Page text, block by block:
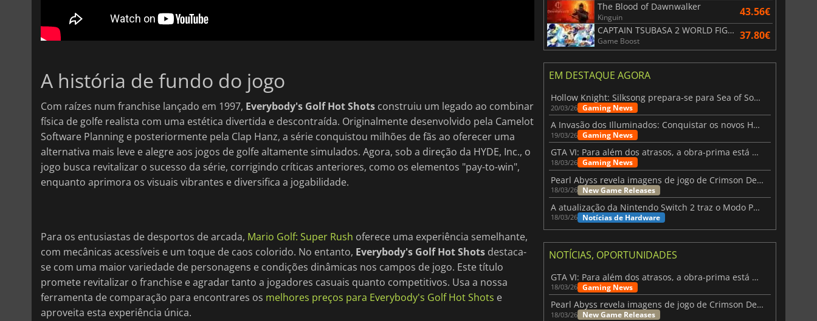
A história de fundo do jogo
Com raízes num franchise lançado em 1997, Everybody's Golf Hot Shots construiu um legado ao combinar
física de golfe realista com uma estética divertida e descontraída. Originalmente desenvolvido pela Camelot
Software Planning e posteriormente pela Clap Hanz, a série conquistou milhões de fãs ao oferecer uma
alternativa mais leve e alegre aos jogos de golfe altamente simulados. Agora, sob a direção da HYDE, Inc., o
jogo busca revitalizar o sucesso da série, corrigindo críticas anteriores, como os elementos "pay-to-win",
enquanto aprimora os visuais vibrantes e diversifica a jogabilidade.
Para os entusiastas de desportos de arcada, Mario Golf: Super Rush oferece uma experiência semelhante,
com mecânicas acessíveis e um toque de caos colorido. No entanto, Everybody's Golf Hot Shots destaca-
se com uma maior variedade de personagens e condições dinâmicas nos campos de jogo. Este título
promete revitalizar o franchise e agradar tanto a jogadores casuais quanto competitivos. Usa a nossa
ferramenta de comparação para encontrares os melhores preços para Everybody's Golf Hot Shots e
aproveita esta experiência única.
The Blood of Dawnwalker
Kinguin 43.56€
CAPTAIN TSUBASA 2 WORLD FIGHTERS
Game Boost 37.80€
EM DESTAQUE AGORA
Hollow Knight: Silksong prepara-se para Sea of Sorrow com um patch
20/03/26 Gaming News
A Invasão dos Illuminados: Conquistar os novos Helldivers 2 Atualização!
19/03/26 Gaming News
GTA VI: Para além dos atrasos, a obra-prima está quase a chegar
18/03/26 Gaming News
Pearl Abyss revela imagens de jogo de Crimson Desert para a PS5
18/03/26 New Game Releases
A atualização da Nintendo Switch 2 traz o Modo Portátil aos jogos mais antigos da Switch
18/03/26 Notícias de Hardware
NOTÍCIAS, OPORTUNIDADES
GTA VI: Para além dos atrasos, a obra-prima está quase a chegar
18/03/26 Gaming News
Pearl Abyss revela imagens de jogo de Crimson Desert para a PS5
18/03/26 New Game Releases